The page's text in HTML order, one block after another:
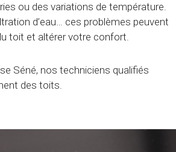
ou des variations de température.
d’eau… ces problèmes peuvent
toit et altérer votre confort.
Séné, nos techniciens qualifiés
des toits.